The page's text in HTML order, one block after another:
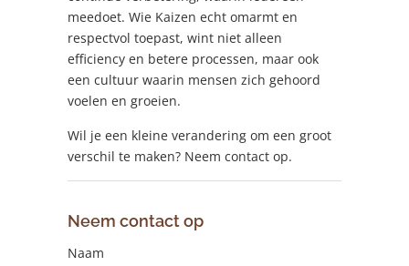
meedoet. Wie Kaizen echt omarmt en
respectvol toepast, wint niet alleen
efficiency en betere processen, maar ook
een cultuur waarin mensen zich gehoord
voelen en groeien.
Wil je een kleine verandering om een groot
verschil te maken? Neem contact op.
Neem contact op
Naam